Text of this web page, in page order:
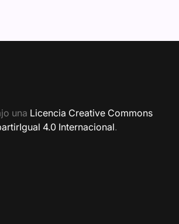
una Licencia Creative Commons
4.0 Internacional.